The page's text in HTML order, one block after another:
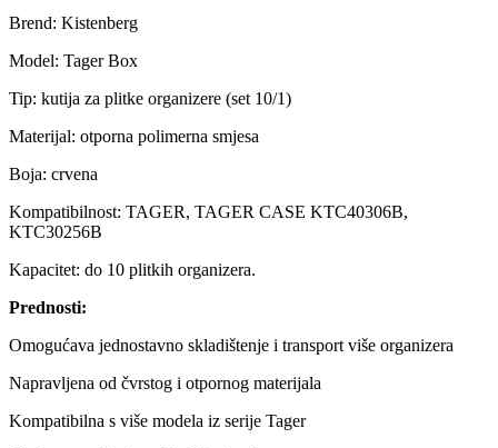
Brend: Kistenberg
Model: Tager Box
Tip: kutija za plitke organizere (set 10/1)
Materijal: otporna polimerna smjesa
Boja: crvena
Kompatibilnost: TAGER, TAGER CASE KTC40306B,
KTC30256B
Kapacitet: do 10 plitkih organizera.
Prednosti:
Omogućava jednostavno skladištenje i transport više organizera
Napravljena od čvrstog i otpornog materijala
Kompatibilna s više modela iz serije Tager